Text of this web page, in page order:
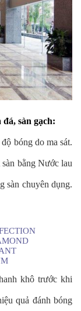
sàn gạch:
bóng do ma sát.
bằng Nước lau
sàn chuyên dụng.
khô trước khi
quả đánh bóng